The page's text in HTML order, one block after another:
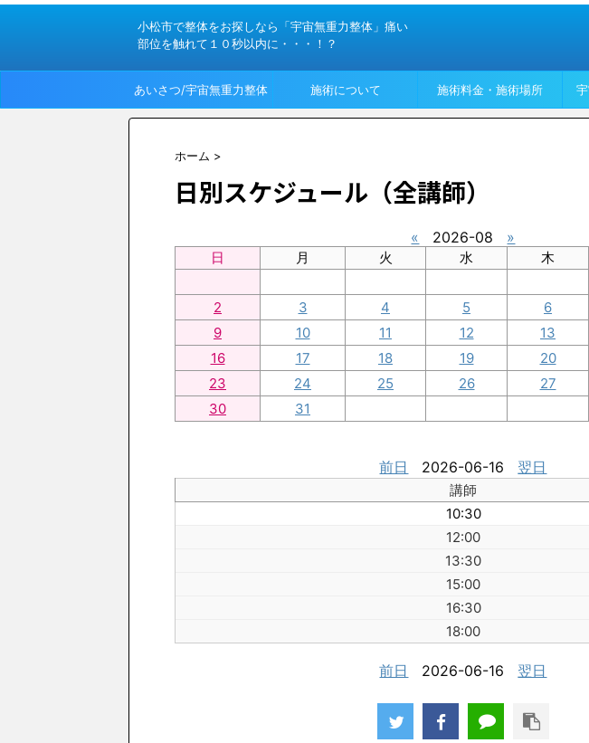
小松市で整体をお探しなら「宇宙無重力整体」痛い
部位を触れて１０秒以内に・・・！？
あいさつ/宇宙無重力整体 施術について 施術料金・施術場所
ホーム >
日別スケジュール（全講師）
« 2026-08 »
日 月 火 水 木
2
3 4 5 6
9
10 11 12 13
16
17 18 19 20
23
24 25 26 27
30
31
前日 2026-06-16 翌日
講師
10:30
12:00
13:30
15:00
16:30
18:00
前日 2026-06-16 翌日